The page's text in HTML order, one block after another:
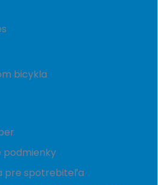
bicykla
podmienky
pre spotrebiteľa